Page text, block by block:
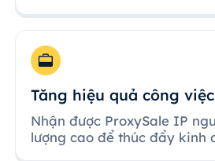
Tăng hiệu quả công
Nhận được ProxySale IP
lượng cao để thúc đẩy kinh